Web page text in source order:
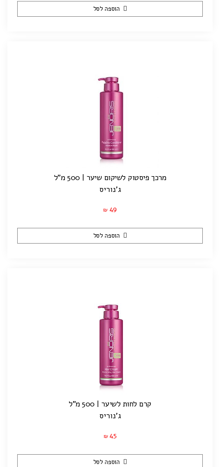
הוספה לסל
מרכך פיסטוק לשיקום שיער | 500 מ"ל
ג'נוריס
₪ 49
הוספה לסל
קרם לחות לשיער | 500 מ"ל
ג'נוריס
₪ 45
הוספה לסל